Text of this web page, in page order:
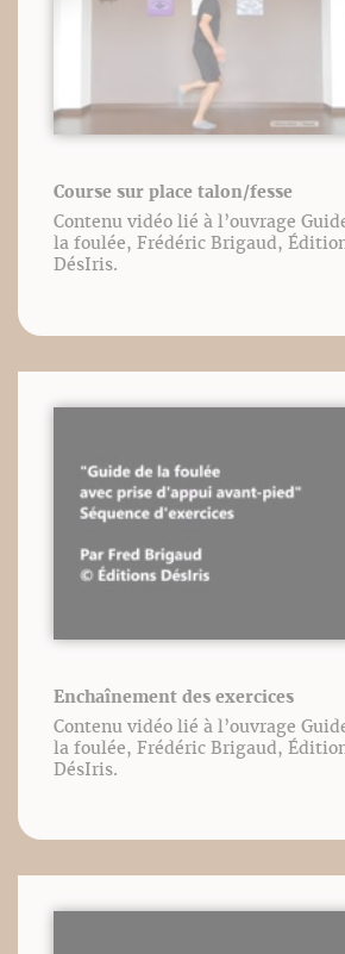
Course sur place talon/fesse
Contenu vidéo lié à l’ouvrage
la foulée, Frédéric Brigaud,
DésIris.
Enchaînement des exercices
Contenu vidéo lié à l’ouvrage
la foulée, Frédéric Brigaud,
DésIris.